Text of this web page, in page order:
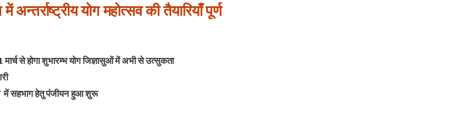
योग महोत्सव की तैयारियाँ पूर्ण
1 मार्च से होगा शुभारम्भ योग जिज्ञासुओं में अभी से उत्सुकता
में सहभाग हेतु पंजीयन हुआ शुरू